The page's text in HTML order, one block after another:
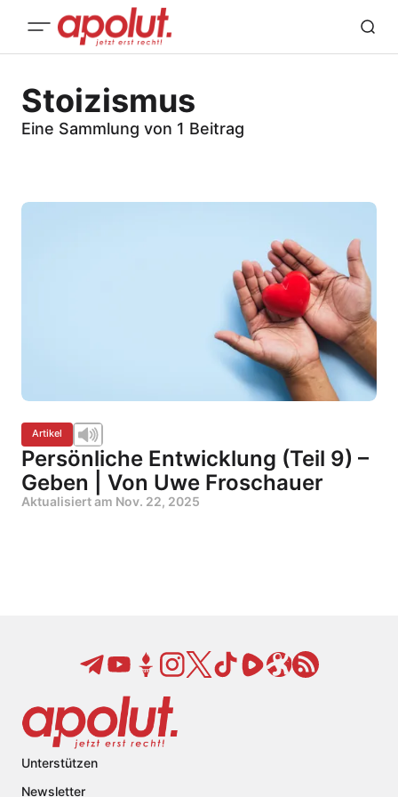
Stoizismus
Eine Sammlung von 1 Beitrag
Artikel
Persönliche Entwicklung (Teil 9) –
Geben | Von Uwe Froschauer
Aktualisiert am Nov. 22, 2025
Unterstützen
Newsletter